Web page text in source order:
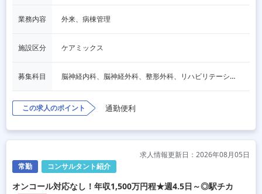
業務内容 外来、病棟管理
施設区分 ケアミックス
募集科目 脳神経内科、脳神経外科、整形外科、リハビリテーション科
この求人のポイント 通勤便利
常勤 コンサルタント紹介
求人情報更新日：2026年08月05日
オンコール対応なし！年収1,500万円程★週4.5日～◎駅チカ